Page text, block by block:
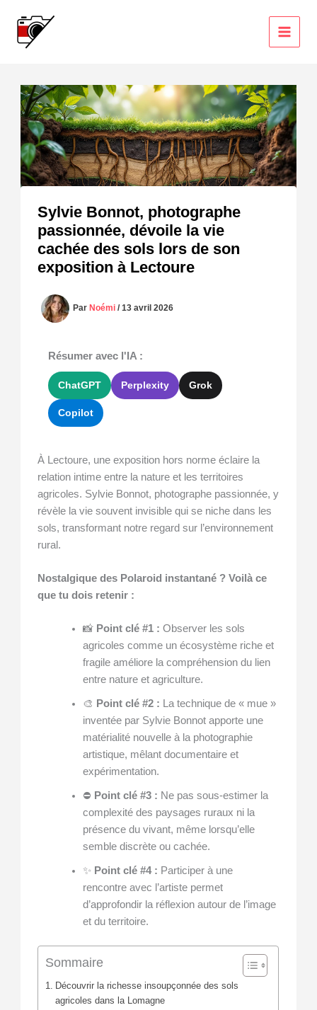
contenu
Sylvie Bonnot, photographe
passionnée, dévoile la vie
cachée des sols lors de son
exposition à Lectoure
ParNoémi/13 avril 2026
Résumer avec l'IA :
ChatGPT Perplexity Grok
Copilot
À Lectoure, une exposition hors norme éclaire la
relation intime entre la nature et les territoires
agricoles. Sylvie Bonnot, photographe passionnée, y
révèle la vie souvent invisible qui se niche dans les
sols, transformant notre regard sur l’environnement
rural.
Nostalgique des Polaroid instantané ? Voilà ce
que tu dois retenir :
📸 Point clé #1 : Observer les sols
agricoles comme un écosystème riche et
fragile améliore la compréhension du lien
entre nature et agriculture.
🎨 Point clé #2 : La technique de « mue »
inventée par Sylvie Bonnot apporte une
matérialité nouvelle à la photographie
artistique, mêlant documentaire et
expérimentation.
⛔ Point clé #3 : Ne pas sous-estimer la
complexité des paysages ruraux ni la
présence du vivant, même lorsqu’elle
semble discrète ou cachée.
✨ Point clé #4 : Participer à une
rencontre avec l’artiste permet
d’approfondir la réflexion autour de l’image
et du territoire.
Sommaire
Découvrir la richesse insoupçonnée des sols
agricoles dans la Lomagne